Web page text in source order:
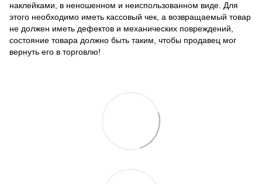
наклейками, в неношенном и неиспользованном виде. Для
этого необходимо иметь кассовый чек, а возвращаемый товар
не должен иметь дефектов и механических повреждений,
состояние товара должно быть таким, чтобы продавец мог
вернуть его в торговлю!